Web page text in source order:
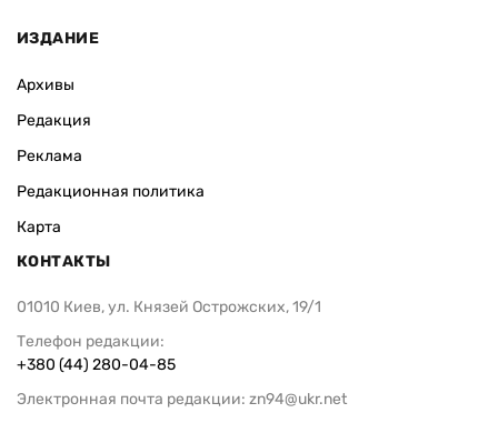
ИЗДАНИЕ
Архивы
Редакция
Реклама
Редакционная политика
Карта
КОНТАКТЫ
01010 Киев, ул. Князей Острожских, 19/1
Телефон редакции:
+380 (44) 280-04-85
Электронная почта редакции: zn94@ukr.net